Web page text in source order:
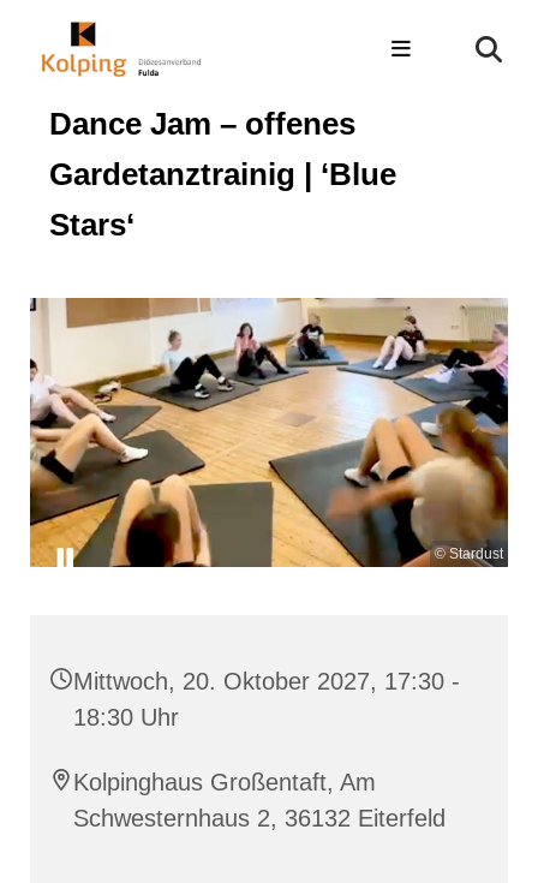
Dance Jam – offenes
Gardetanztrainig | ‘Blue
Stars‘
© Stardust
Mittwoch, 20. Oktober 2027, 17:30 -
18:30 Uhr
Kolpinghaus Großentaft, Am
Schwesternhaus 2, 36132 Eiterfeld